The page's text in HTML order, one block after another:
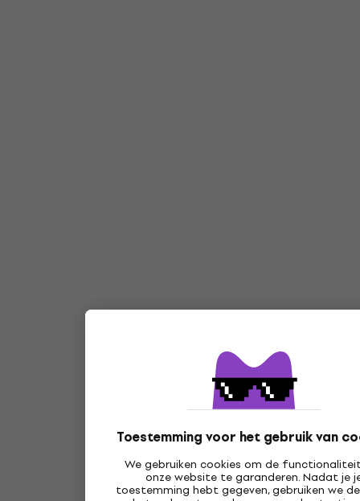
Toestemming voor het gebruik van
We gebruiken cookies om de
onze website te garanderen. Nadat je
toestemming hebt gegeven, gebruiken we